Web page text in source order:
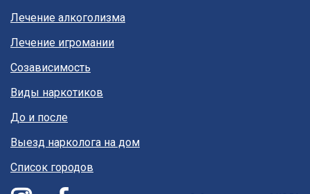
Лечение алкоголизма
Лечение игромании
Созависимость
Виды наркотиков
До и после
Выезд нарколога на дом
Список городов